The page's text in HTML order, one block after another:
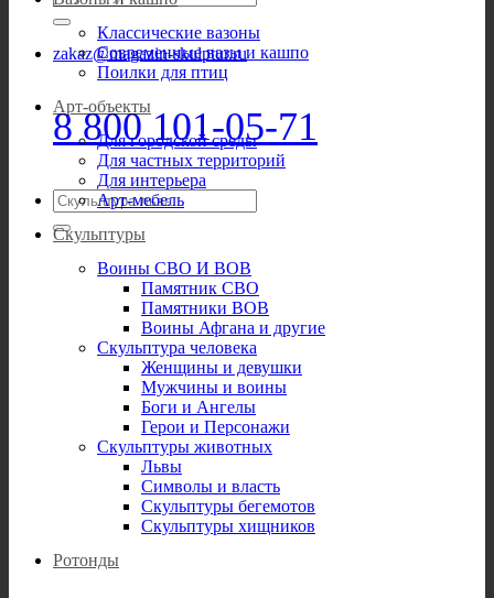
zakaz@magazin-skulptur.ru
8 800 101-05-71
Искать:
Классические вазоны
Современные вазы и кашпо
Поилки для птиц
Арт-объекты
Для городской среды
Для частных территорий
Для интерьера
Арт-мебель
Скульптуры
Воины СВО И ВОВ
Памятник СВО
Памятники ВОВ
Воины Афгана и другие
Скульптура человека
Женщины и девушки
Мужчины и воины
Боги и Ангелы
Герои и Персонажи
Скульптуры животных
Львы
Символы и власть
Скульптуры бегемотов
Скульптуры хищников
Ротонды